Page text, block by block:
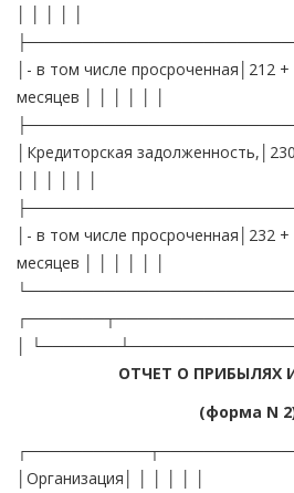
│- в том числе просроченная│212
месяцев │ │ │ │ │ │
│Кредиторская
│- в том числе просроченная│232
месяцев │ │ │ │ │ │
│
ОТЧЕТ О ПРИБЫЛЯХ
(форма N
│Организация│ │ │ │ │ │